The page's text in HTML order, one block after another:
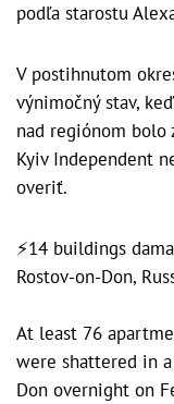
podľa starostu
V postihnutom
výnimočný stav,
nad regiónom bolo
Kyiv Independent
overiť.
⚡️14 buildings
Rostov-on-Don,
At least 76
were shattered in
Don overnight on